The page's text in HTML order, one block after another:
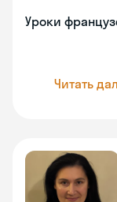
Уроки
Читать